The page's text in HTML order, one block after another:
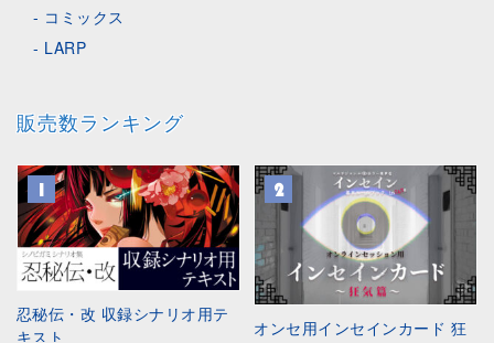
コミックス
LARP
販売数ランキング
忍秘伝・改 収録シナリオ用テ
キスト
オンセ用インセインカード 狂